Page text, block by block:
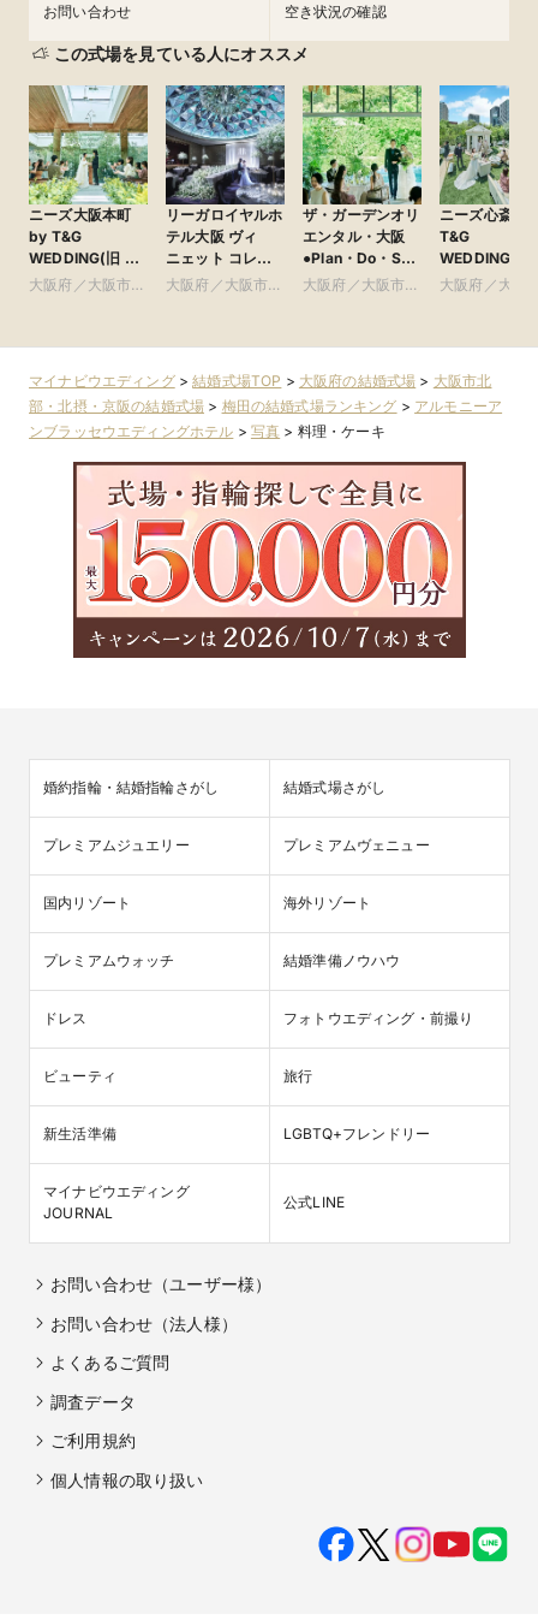
お問い合わせ 空き状況の確認
この式場を見ている人にオススメ
ニーズ大阪本町
by T&G
WEDDING(旧 ア
クアガーデンテラ
大阪府／大阪市北
リーガロイヤルホ
テル大阪 ヴィ
ニェット コレク
ション
大阪府／大阪市北
ザ・ガーデンオリ
エンタル・大阪
●Plan・Do・See
グループ
大阪府／大阪市北
ニーズ心斎橋
T&G
WEDDING(旧
ルモニーアン
大阪府／大阪
マイナビウエディング>結婚式場TOP > 大阪府の結婚式場 > 大阪市北
部・北摂・京阪の結婚式場 > 梅田の結婚式場ランキング > アルモニーア
ンブラッセウエディングホテル > 写真 > 料理・ケーキ
婚約指輪・結婚指輪さがし 結婚式場さがし
プレミアムジュエリー プレミアムヴェニュー
国内リゾート 海外リゾート
プレミアムウォッチ 結婚準備ノウハウ
ドレス フォトウエディング・前撮り
ビューティ 旅行
新生活準備 LGBTQ+フレンドリー
マイナビウエディング
JOURNAL
公式LINE
お問い合わせ（ユーザー様）
お問い合わせ（法人様）
よくあるご質問
調査データ
ご利用規約
個人情報の取り扱い